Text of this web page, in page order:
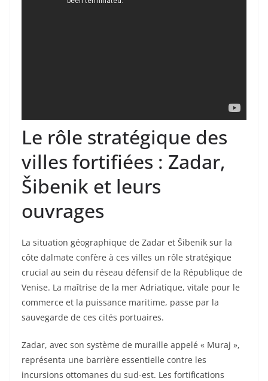
Le rôle stratégique des
villes fortifiées : Zadar,
Šibenik et leurs
ouvrages
La situation géographique de Zadar et Šibenik sur la
côte dalmate confère à ces villes un rôle stratégique
crucial au sein du réseau défensif de la République de
Venise. La maîtrise de la mer Adriatique, vitale pour le
commerce et la puissance maritime, passe par la
sauvegarde de ces cités portuaires.
Zadar, avec son système de muraille appelé « Muraj »,
représenta une barrière essentielle contre les
incursions ottomanes du sud-est. Les fortifications